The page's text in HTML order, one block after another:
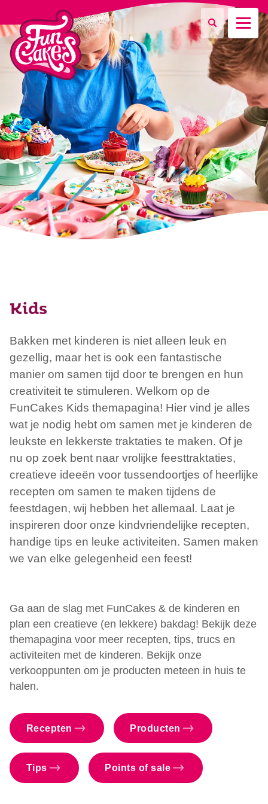
Waar ben je naar op zoek?
Zoeken
Kids
Bakken met kinderen is niet alleen leuk en
gezellig, maar het is ook een fantastische
manier om samen tijd door te brengen en hun
creativiteit te stimuleren. Welkom op de
FunCakes Kids themapagina! Hier vind je alles
wat je nodig hebt om samen met je kinderen de
leukste en lekkerste traktaties te maken. Of je
nu op zoek bent naar vrolijke feesttraktaties,
creatieve ideeën voor tussendoortjes of heerlijke
recepten om samen te maken tijdens de
feestdagen, wij hebben het allemaal. Laat je
inspireren door onze kindvriendelijke recepten,
handige tips en leuke activiteiten. Samen maken
we van elke gelegenheid een feest!
Ga aan de slag met FunCakes & de kinderen en
plan een creatieve (en lekkere) bakdag! Bekijk deze
themapagina voor meer recepten, tips, trucs en
activiteiten met de kinderen. Bekijk onze
verkooppunten om je producten meteen in huis te
halen.
Recepten Producten
Tips Points of sale